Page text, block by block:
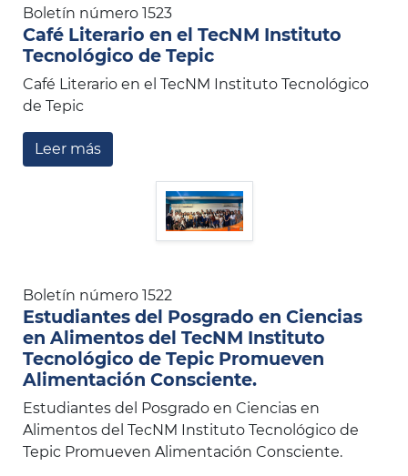
Boletín número 1523
Café Literario en el TecNM Instituto
Tecnológico de Tepic
Café Literario en el TecNM Instituto Tecnológico
de Tepic
Leer más
Boletín número 1522
Estudiantes del Posgrado en Ciencias
en Alimentos del TecNM Instituto
Tecnológico de Tepic Promueven
Alimentación Consciente.
Estudiantes del Posgrado en Ciencias en
Alimentos del TecNM Instituto Tecnológico de
Tepic Promueven Alimentación Consciente.